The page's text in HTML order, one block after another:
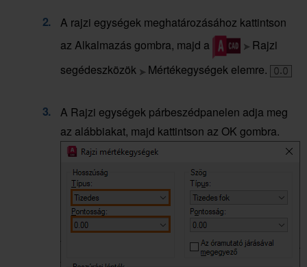
A rajzi egységek meghatározásához kattintson
az Alkalmazás gombra, majd a
Rajzi
segédeszközök
Mértékegységek elemre.
A Rajzi egységek párbeszédpanelen adja meg
az alábbiakat, majd kattintson az OK gombra.